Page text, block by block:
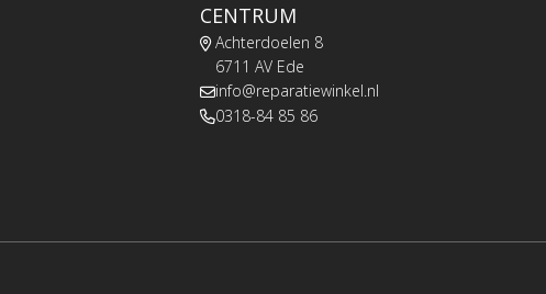
CENTRUM
Achterdoelen 8
6711 AV Ede
info@reparatiewinkel.nl
0318-84 85 86